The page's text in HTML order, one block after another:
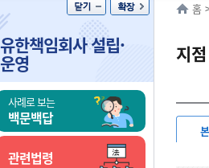
유한책임회사 설립·
운영
사례로 보는
백문백답
관련법령
홈
지